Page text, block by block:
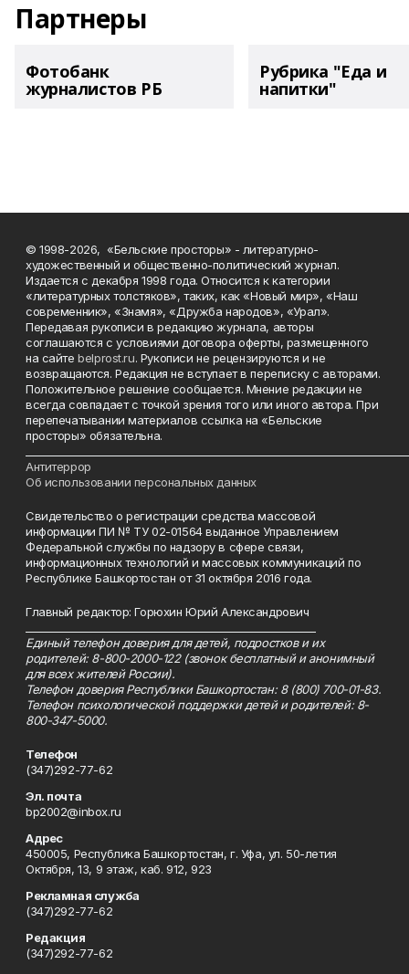
Партнеры
Фотобанк
журналистов РБ
Рубрика "Еда и
напитки"
© 1998-2026, «Бельские просторы» - литературно-
художественный и общественно-политический журнал.
Издается с декабря 1998 года. Относится к категории
«литературных толстяков», таких, как «Новый мир», «Наш
современник», «Знамя», «Дружба народов», «Урал».
Передавая рукописи в редакцию журнала, авторы
соглашаются с условиями договора оферты, размещенного
на сайтеbelprost.ru. Рукописи не рецензируются и не
возвращаются. Редакция не вступает в переписку с авторами.
Положительное решение сообщается. Мнение редакции не
всегда совпадает с точкой зрения того или иного автора. При
перепечатывании материалов ссылка на «Бельские
просторы» обязательна.
Антитеррор
Об использовании персональных данных
Свидетельство о регистрации средства массовой
информации ПИ № ТУ 02-01564 выданное Управлением
Федеральной службы по надзору в сфере связи,
информационных технологий и массовых коммуникаций по
Республике Башкортостан от 31 октября 2016 года.
Главный редактор: Горюхин Юрий Александрович
Единый телефон доверия для детей, подростков и их
родителей: 8-800-2000-122 (звонок бесплатный и анонимный
для всех жителей России).
Телефон доверия Республики Башкортостан: 8 (800) 700-01-83.
Телефон психологической поддержки детей и родителей: 8-
800-347-5000.
Телефон
(347)292-77-62
Эл. почта
bp2002@inbox.ru
Адрес
450005, Республика Башкортостан, г. Уфа, ул. 50-летия
Октября, 13, 9 этаж, каб. 912, 923
Рекламная служба
(347)292-77-62
Редакция
(347)292-77-62